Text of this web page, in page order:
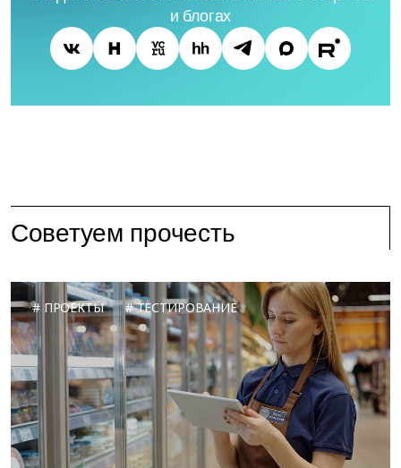
и блогах
Советуем прочесть
ПРОЕКТЫ ТЕСТИРОВАНИЕ